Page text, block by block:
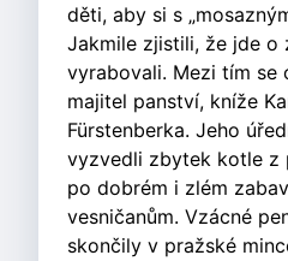
děti, aby si s
Jakmile zjistili, že jde o
vyrabovali. Mezi tím se
majitel panství, kníže
Fürstenberka. Jeho
vyzvedli zbytek kotle z
po dobrém i zlém
vesničanům. Vzácné
skončily v pražské